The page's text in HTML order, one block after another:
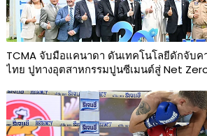
TCMA จับมือแคนาดา ดันเทคโนโลยีดักจับค
ไทย ปูทางอุตสาหกรรมปูนซีเมนต์สู่ Net